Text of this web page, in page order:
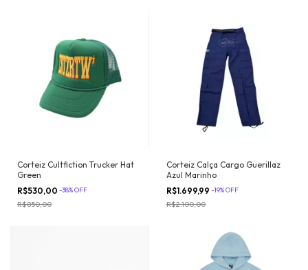
Corteiz Cultfiction Trucker Hat
Green
R$530,00 -38%OFF
R$850,00
Corteiz Calça Cargo Guerillaz
Azul Marinho
R$1.699,99 -19%OFF
R$2.100,00